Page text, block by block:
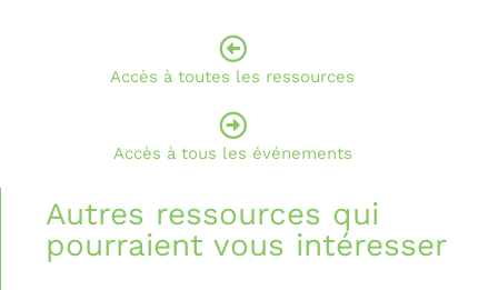
Accès à toutes les ressources
Accès à tous les événements
Autres ressources qui
pourraient vous intéresser